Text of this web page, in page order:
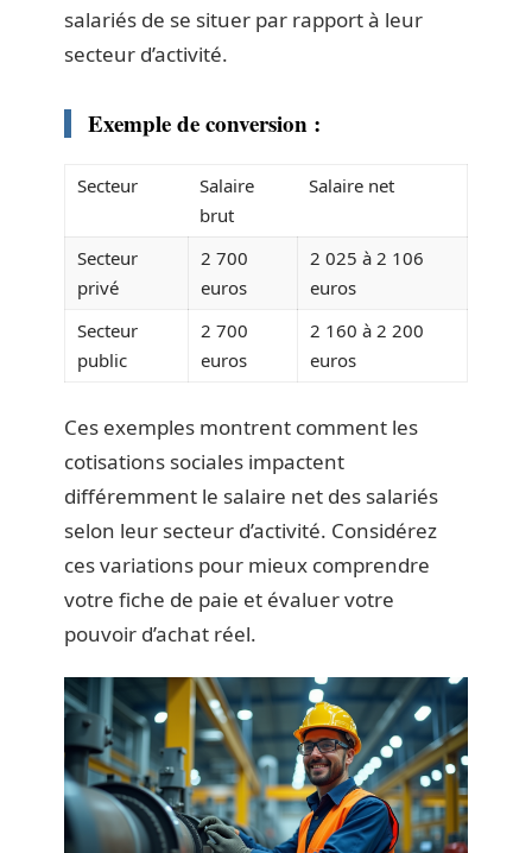
salariés de se situer par rapport à leur
secteur d’activité.
Exemple de conversion :
Secteur
Salaire
brut
Salaire net
Secteur
privé
2 700
euros
2 025 à 2 106
euros
Secteur
public
2 700
euros
2 160 à 2 200
euros
Ces exemples montrent comment les
cotisations sociales impactent
différemment le salaire net des salariés
selon leur secteur d’activité. Considérez
ces variations pour mieux comprendre
votre fiche de paie et évaluer votre
pouvoir d’achat réel.